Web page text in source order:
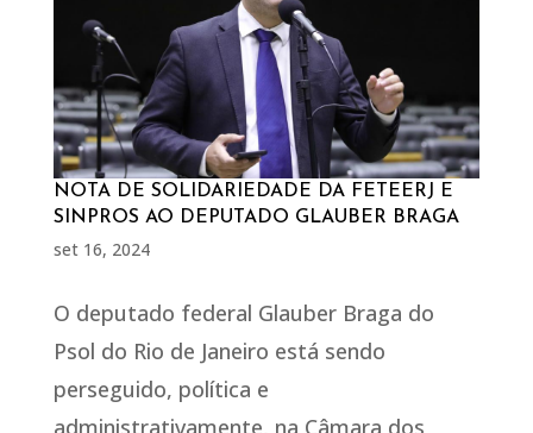
NOTA DE SOLIDARIEDADE DA FETEERJ E
SINPROS AO DEPUTADO GLAUBER BRAGA
set 16, 2024
O deputado federal Glauber Braga do
Psol do Rio de Janeiro está sendo
perseguido, política e
administrativamente, na Câmara dos